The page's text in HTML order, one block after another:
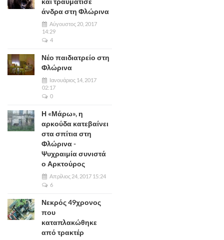
άνδρα στη Φλώρινα
Αύγουστος 20, 2017
14:29
4
Νέο παιδιατρείο στη
Φλώρινα
Ιανουάριος 14, 2017
02:17
0
Η «Μάρω», η
αρκούδα κατεβαίνει
στα σπίτια στη
Φλώρινα -
Ψυχραιμία συνιστά
ο Αρκτούρος
Απρίλιος 24, 2017 15:24
6
Νεκρός 49χρονος
που
καταπλακώθηκε
από τρακτέρ